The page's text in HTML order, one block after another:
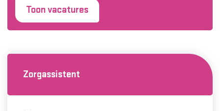
Toon vacatures
Zorgassistent